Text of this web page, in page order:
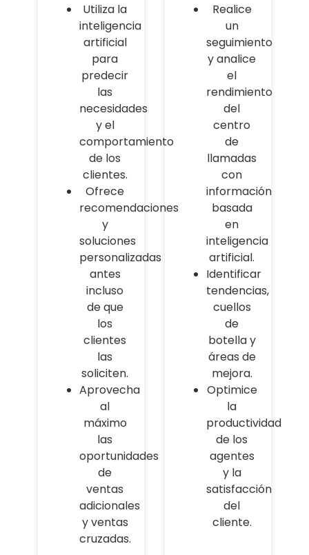
Utiliza la
inteligencia
artificial
para
predecir
las
necesidades
y el
comportamiento
de los
clientes.
Ofrece
recomendaciones
y
soluciones
personalizadas
antes
incluso
de que
los
clientes
las
soliciten.
Aprovecha
al
máximo
las
oportunidades
de
ventas
adicionales
y ventas
cruzadas.
Realice
un
seguimiento
y analice
el
rendimiento
del
centro
de
llamadas
con
información
basada
en
inteligencia
artificial.
Identificar
tendencias,
cuellos
de
botella y
áreas de
mejora.
Optimice
la
productividad
de los
agentes
y la
satisfacción
del
cliente.